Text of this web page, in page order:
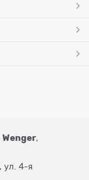
Wenger,
ул. 4-я